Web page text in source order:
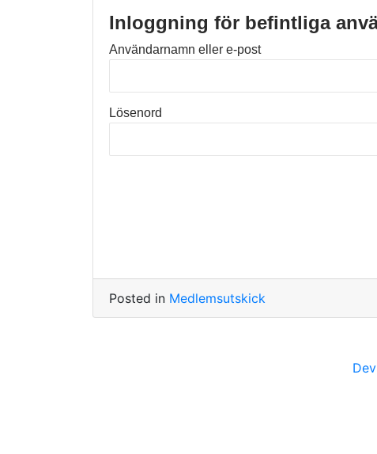
Inloggning för befintliga
Användarnamn eller e-post
Lösenord
Posted in Medlemsutskick